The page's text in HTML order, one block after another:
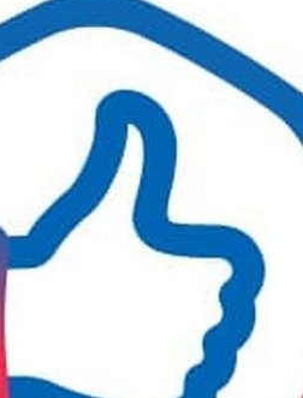
подъезде мусор, сотрудники
водоканал" в отношении
унитарное предприятие